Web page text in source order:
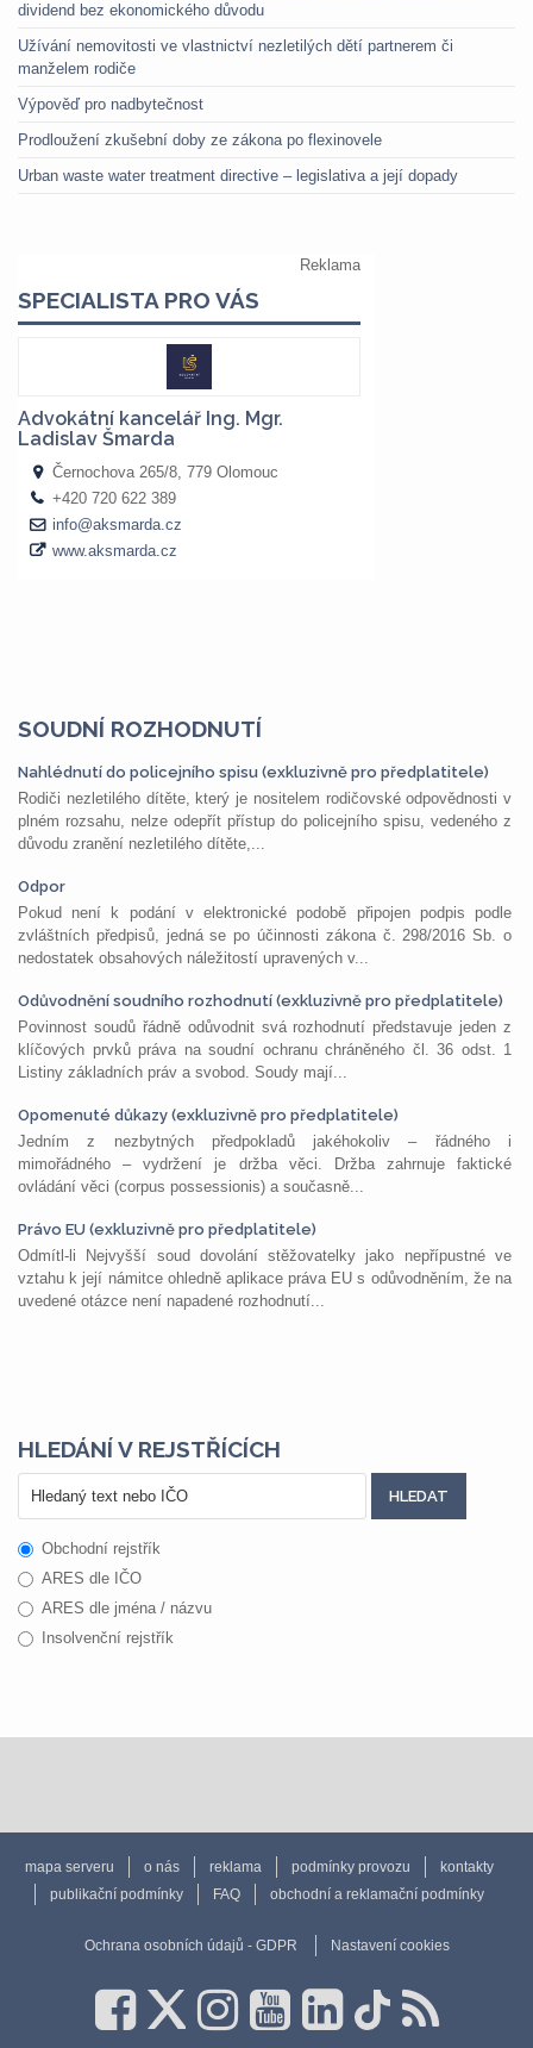
dividend bez ekonomického důvodu
Užívání nemovitosti ve vlastnictví nezletilých dětí partnerem či
manželem rodiče
Výpověď pro nadbytečnost
Prodloužení zkušební doby ze zákona po flexinovele
Urban waste water treatment directive – legislativa a její dopady
SOUDNÍ ROZHODNUTÍ
Nahlédnutí do policejního spisu (exkluzivně pro předplatitele)
Rodiči nezletilého dítěte, který je nositelem rodičovské odpovědnosti v
plném rozsahu, nelze odepřít přístup do policejního spisu, vedeného z
důvodu zranění nezletilého dítěte,...
Odpor
Pokud není k podání v elektronické podobě připojen podpis podle
zvláštních předpisů, jedná se po účinnosti zákona č. 298/2016 Sb. o
nedostatek obsahových náležitostí upravených v...
Odůvodnění soudního rozhodnutí (exkluzivně pro předplatitele)
Povinnost soudů řádně odůvodnit svá rozhodnutí představuje jeden z
klíčových prvků práva na soudní ochranu chráněného čl. 36 odst. 1
Listiny základních práv a svobod. Soudy mají...
Opomenuté důkazy (exkluzivně pro předplatitele)
Jedním z nezbytných předpokladů jakéhokoliv – řádného i
mimořádného – vydržení je držba věci. Držba zahrnuje faktické
ovládání věci (corpus possessionis) a současně...
Právo EU (exkluzivně pro předplatitele)
Odmítl-li Nejvyšší soud dovolání stěžovatelky jako nepřípustné ve
vztahu k její námitce ohledně aplikace práva EU s odůvodněním, že na
uvedené otázce není napadené rozhodnutí...
HLEDÁNÍ V REJSTŘÍCÍCH
Obchodní rejstřík
ARES dle IČO
ARES dle jména / názvu
Insolvenční rejstřík
mapa serveru o nás reklama podmínky provozu
kontakty
publikační podmínky
FAQ obchodní a reklamační podmínky
Ochrana osobních údajů - GDPR Nastavení cookies